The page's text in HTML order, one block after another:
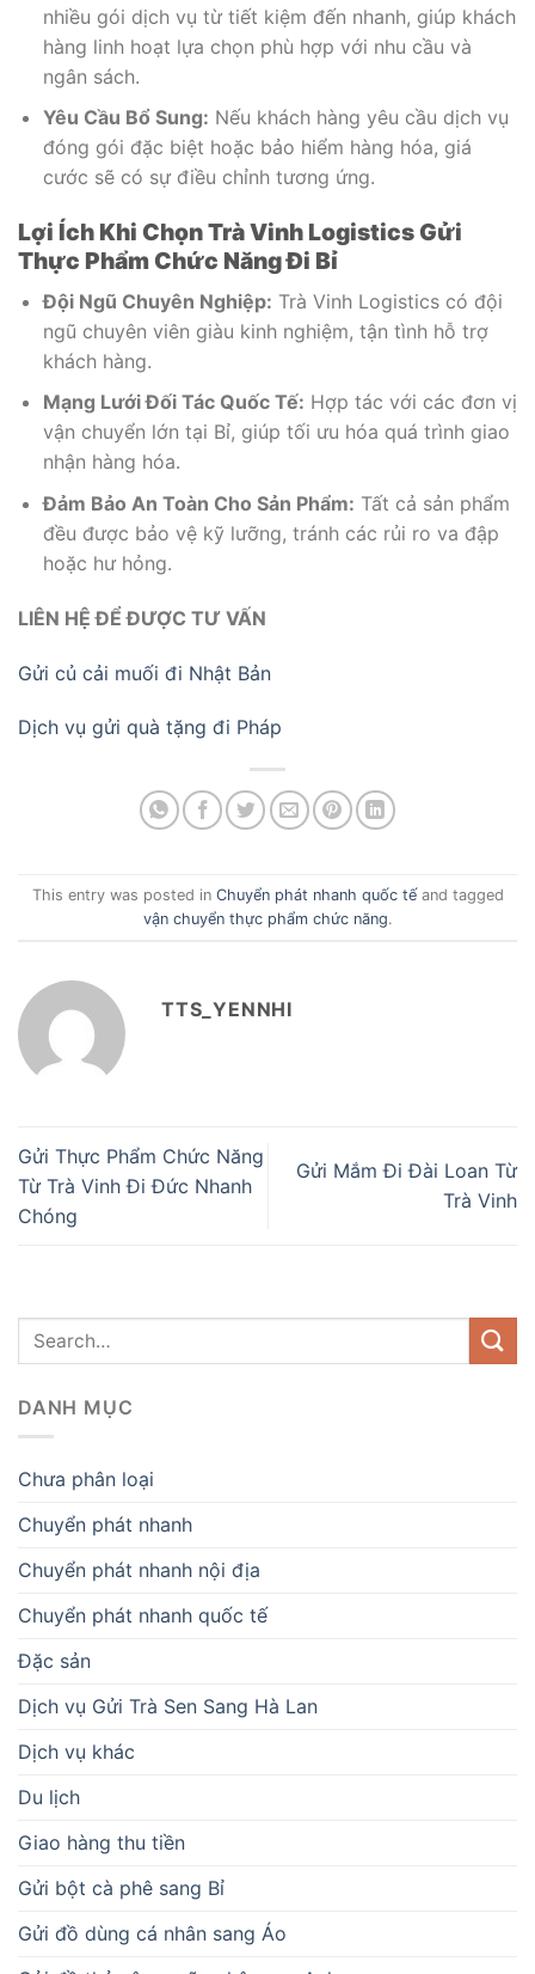
nhiều gói dịch vụ từ tiết kiệm đến nhanh, giúp khách
hàng linh hoạt lựa chọn phù hợp với nhu cầu và
ngân sách.
Yêu Cầu Bổ Sung: Nếu khách hàng yêu cầu dịch vụ
đóng gói đặc biệt hoặc bảo hiểm hàng hóa, giá
cước sẽ có sự điều chỉnh tương ứng.
Lợi Ích Khi Chọn Trà Vinh Logistics Gửi
Thực Phẩm Chức Năng Đi Bỉ
Đội Ngũ Chuyên Nghiệp: Trà Vinh Logistics có đội
ngũ chuyên viên giàu kinh nghiệm, tận tình hỗ trợ
khách hàng.
Mạng Lưới Đối Tác Quốc Tế: Hợp tác với các đơn vị
vận chuyển lớn tại Bỉ, giúp tối ưu hóa quá trình giao
nhận hàng hóa.
Đảm Bảo An Toàn Cho Sản Phẩm: Tất cả sản phẩm
đều được bảo vệ kỹ lưỡng, tránh các rủi ro va đập
hoặc hư hỏng.
LIÊN HỆ ĐỂ ĐƯỢC TƯ VẤN
Gửi củ cải muối đi Nhật Bản
Dịch vụ gửi quà tặng đi Pháp
This entry was posted in Chuyển phát nhanh quốc tếand tagged
vận chuyển thực phẩm chức năng.
TTS_YENNHI
Gửi Thực Phẩm Chức Năng
Từ Trà Vinh Đi Đức Nhanh
Chóng
Gửi Mắm Đi Đài Loan Từ
Trà Vinh
DANH MỤC
Chưa phân loại
Chuyển phát nhanh
Chuyển phát nhanh nội địa
Chuyển phát nhanh quốc tế
Đặc sản
Dịch vụ Gửi Trà Sen Sang Hà Lan
Dịch vụ khác
Du lịch
Giao hàng thu tiền
Gửi bột cà phê sang Bỉ
Gửi đồ dùng cá nhân sang Áo